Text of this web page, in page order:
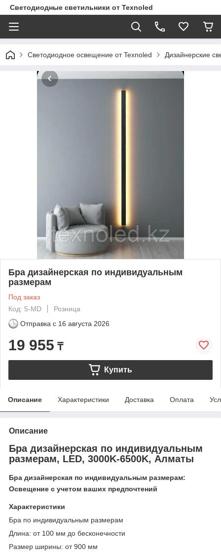
Светодиодные светильники от Texnoled
Светодиодное освещение от Texnoled Дизайнерские
Бра дизайнерская по индивидуальным
размерам
Под заказ
Код: 5-MD
Розница
Отправка с 16 августа 2026
19 955 ₸
Купить
Описание Характеристики Доставка Оплата
Описание
Бра дизайнерская по индивидуальным
размерам, LED, 3000K-6500K, Алматы
Бра дизайнерская по индивидуальным размерам:
Освещение с учетом ваших предпочтений
Характеристики
Бра по индивидуальным размерам
Длина: от 100 мм до бесконечности
Размер ширины: от 900 мм